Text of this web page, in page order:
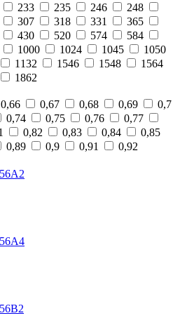
233 235 246
248
307 318 331
365
430 520 574
584
1000 1024 1045
1050
1132 1546 1548
1564
1862
0,66 0,67 0,68 0,69
0,7
0,74 0,75 0,76
0,77
0,82 0,83 0,84
0,85
0,89 0,9 0,91 0,92